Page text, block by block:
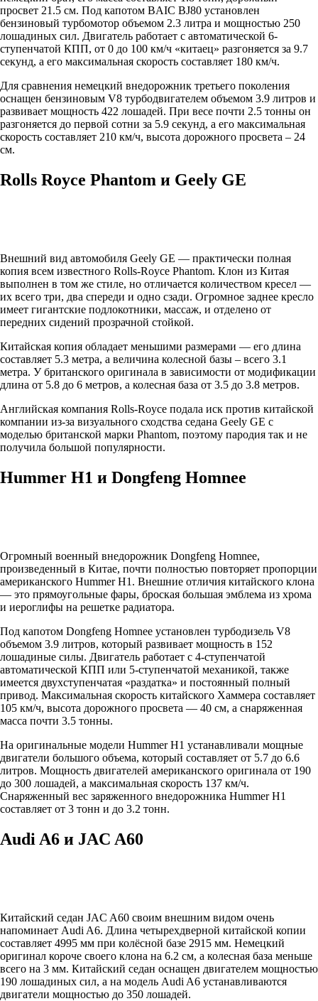
просвет 21.5 см. Под капотом BAIC BJ80 установлен
бензиновый турбомотор объемом 2.3 литра и мощностью 250
лошадиных сил. Двигатель работает с автоматической 6-
ступенчатой КПП, от 0 до 100 км/ч «китаец» разгоняется за 9.7
секунд, а его максимальная скорость составляет 180 км/ч.
Для сравнения немецкий внедорожник третьего поколения
оснащен бензиновым V8 турбодвигателем объемом 3.9 литров и
развивает мощность 422 лошадей. При весе почти 2.5 тонны он
разгоняется до первой сотни за 5.9 секунд, а его максимальная
скорость составляет 210 км/ч, высота дорожного просвета – 24
см.
Rolls Royce Phantom и Geely GE
Внешний вид автомобиля Geely GE — практически полная
копия всем известного Rolls-Royce Phantom. Клон из Китая
выполнен в том же стиле, но отличается количеством кресел —
их всего три, два спереди и одно сзади. Огромное заднее кресло
имеет гигантские подлокотники, массаж, и отделено от
передних сидений прозрачной стойкой.
Китайская копия обладает меньшими размерами — его длина
составляет 5.3 метра, а величина колесной базы – всего 3.1
метра. У британского оригинала в зависимости от модификации
длина от 5.8 до 6 метров, а колесная база от 3.5 до 3.8 метров.
Английская компания Rolls-Royce подала иск против китайской
компании из-за визуального сходства седана Geely GE с
моделью британской марки Phantom, поэтому пародия так и не
получила большой популярности.
Hummer H1 и Dongfeng Homnee
Огромный военный внедорожник Dongfeng Homnee,
произведенный в Китае, почти полностью повторяет пропорции
американского Hummer H1. Внешние отличия китайского клона
— это прямоугольные фары, броская большая эмблема из хрома
и иероглифы на решетке радиатора.
Под капотом Dongfeng Homnee установлен турбодизель V8
объемом 3.9 литров, который развивает мощность в 152
лошадиные силы. Двигатель работает с 4-ступенчатой
автоматической КПП или 5-ступенчатой механикой, также
имеется двухступенчатая «раздатка» и постоянный полный
привод. Максимальная скорость китайского Хаммера составляет
105 км/ч, высота дорожного просвета — 40 см, а снаряженная
масса почти 3.5 тонны.
На оригинальные модели Hummer H1 устанавливали мощные
двигатели большого объема, который составляет от 5.7 до 6.6
литров. Мощность двигателей американского оригинала от 190
до 300 лошадей, а максимальная скорость 137 км/ч.
Снаряженный вес заряженного внедорожника Hummer H1
составляет от 3 тонн и до 3.2 тонн.
Audi A6 и JAC A60
Китайский седан JAC A60 своим внешним видом очень
напоминает Audi A6. Длина четырехдверной китайской копии
составляет 4995 мм при колёсной базе 2915 мм. Немецкий
оригинал короче своего клона на 6.2 см, а колесная база меньше
всего на 3 мм. Китайский седан оснащен двигателем мощностью
190 лошадиных сил, а на модель Audi A6 устанавливаются
двигатели мощностью до 350 лошадей.